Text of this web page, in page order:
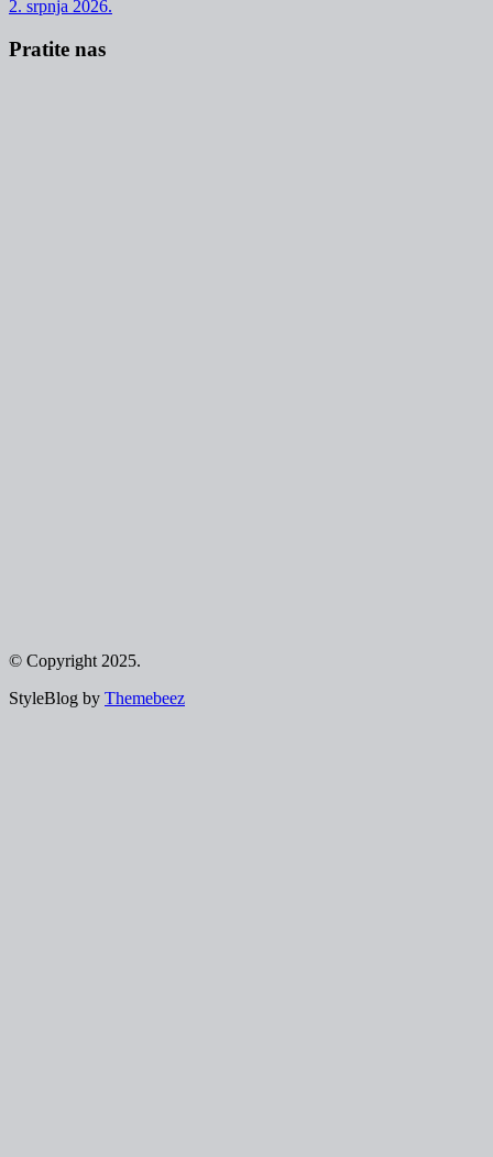
2. srpnja 2026.
Pratite nas
© Copyright 2025.
StyleBlog by Themebeez